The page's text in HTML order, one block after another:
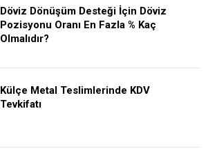
Döviz Dönüşüm Desteği İçin Döviz
Pozisyonu Oranı En Fazla % Kaç
Olmalıdır?
Külçe Metal Teslimlerinde KDV
Tevkifatı